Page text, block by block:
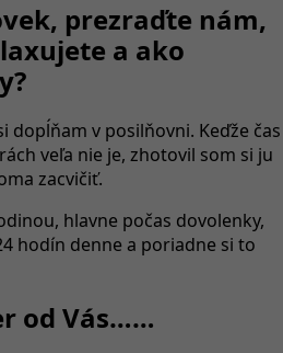
prezraďte nám,
a ako
dopĺňam v posilňovni. Keďže čas
veľa nie je, zhotovil som si ju
zacvičiť.
hlavne počas dovolenky,
hodín denne a poriadne si to
od Vás……